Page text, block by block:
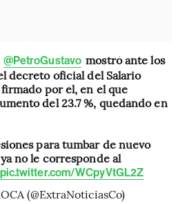
@PetroGustavo mostró ante los
decreto oficial del Salario
por él, en el que
del 23.7 %, quedando en
para tumbar de nuevo
no le corresponde al
pic.twitter.com/WCpyVtGL2Z
(@ExtraNoticiasCo)